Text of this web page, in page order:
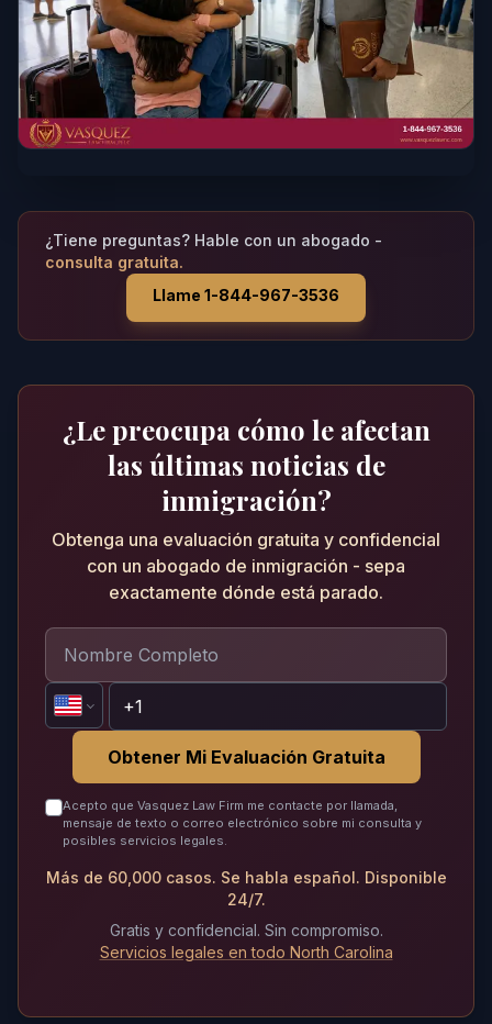
¿Tiene preguntas? Hable con un abogado -
consulta gratuita.
Llame 1-844-967-3536
¿Le preocupa cómo le afectan
las últimas noticias de
inmigración?
Obtenga una evaluación gratuita y confidencial
con un abogado de inmigración - sepa
exactamente dónde está parado.
Obtener Mi Evaluación Gratuita
Acepto que Vasquez Law Firm me contacte por llamada,
mensaje de texto o correo electrónico sobre mi consulta y
posibles servicios legales.
Más de 60,000 casos. Se habla español. Disponible
24/7.
Gratis y confidencial. Sin compromiso.
Servicios legales en todo North Carolina